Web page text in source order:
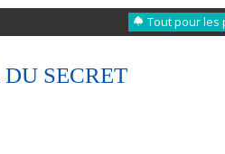
Tout pour les
SECRET